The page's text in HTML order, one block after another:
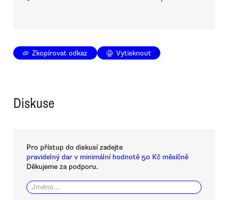
Zkopírovat odkaz Vytisknout
Diskuse
Pro přístup do diskusí zadejte
pravidelný dar v minimální hodnotě 50 Kč měsíčně
Děkujeme za podporu.